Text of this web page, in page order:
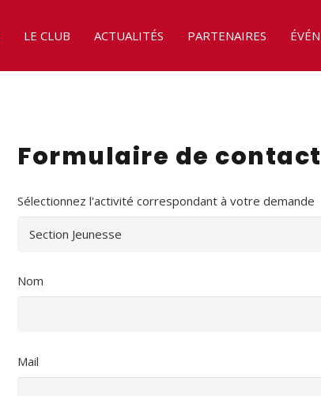
LE CLUB ACTUALITÉS PARTENAIRES
Formulaire de contact
Sélectionnez l'activité correspondant à votre demande
Nom
Mail